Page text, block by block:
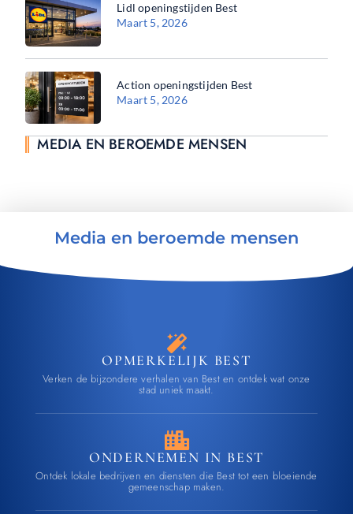
Lidl openingstijden Best
Maart 5, 2026
Action openingstijden Best
Maart 5, 2026
MEDIA EN BEROEMDE MENSEN
Media en beroemde mensen
OPMERKELIJK BEST
Verken de bijzondere verhalen van Best en ontdek wat onze
stad uniek maakt.
ONDERNEMEN IN BEST
Ontdek lokale bedrijven en diensten die Best tot een bloeiende
gemeenschap maken.